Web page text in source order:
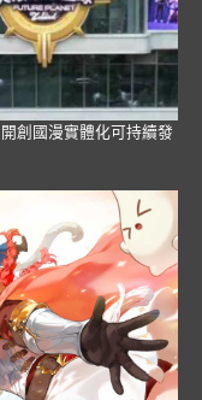
創國漫實體化可持續發